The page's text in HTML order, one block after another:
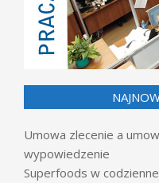
Umowa zlecenie a
wypowiedzenie
Superfoods w